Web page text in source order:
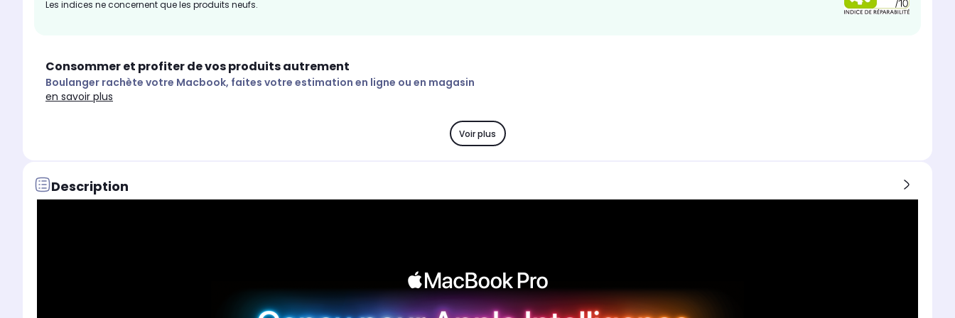
Les indices ne concernent que les produits neufs.
Consommer et profiter de vos produits autrement
Boulanger rachète votre Macbook, faites votre estimation en ligne ou en magasin
en savoir plus
Voir plus
Description